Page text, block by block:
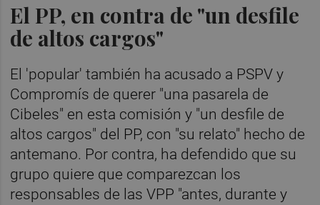
El PP, en contra de "un desfile
de altos cargos"
El 'popular' también ha acusado a PSPV y
Compromís de querer "una pasarela de
Cibeles" en esta comisión y "un desfile de
altos cargos" del PP, con "su relato" hecho de
antemano. Por contra, ha defendido que su
grupo quiere que comparezcan los
responsables de las VPP "antes, durante y